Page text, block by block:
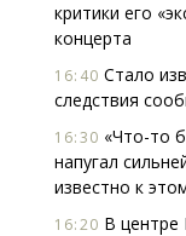
критики его
концерта
16:40 Стало
следствия
16:30 «Что-то
напугал
известно к
16:20 В центре